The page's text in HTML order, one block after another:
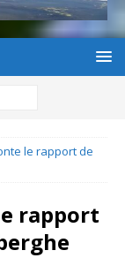
le rapport de
rapport